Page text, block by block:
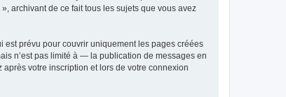
archivant de ce fait tous les sujets que vous avez
est prévu pour couvrir uniquement les pages créées
n’est pas limité à — la publication de messages en
votre inscription et lors de votre connexion